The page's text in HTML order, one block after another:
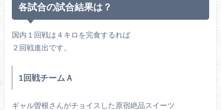
各試合の試合結果は？
国内１回戦は４キロを完食するれば
２回戦進出です。
1回戦チームＡ
ギャル曽根さんがチョイスした原宿絶品スイーツ